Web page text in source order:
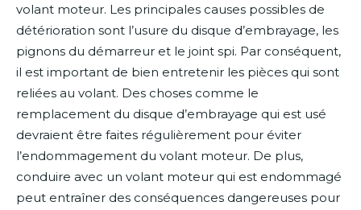
volant moteur. Les principales causes possibles de
détérioration sont l’usure du disque d’embrayage, les
pignons du démarreur et le joint spi. Par conséquent,
il est important de bien entretenir les pièces qui sont
reliées au volant. Des choses comme le
remplacement du disque d’embrayage qui est usé
devraient être faites régulièrement pour éviter
l’endommagement du volant moteur. De plus,
conduire avec un volant moteur qui est endommagé
peut entraîner des conséquences dangereuses pour